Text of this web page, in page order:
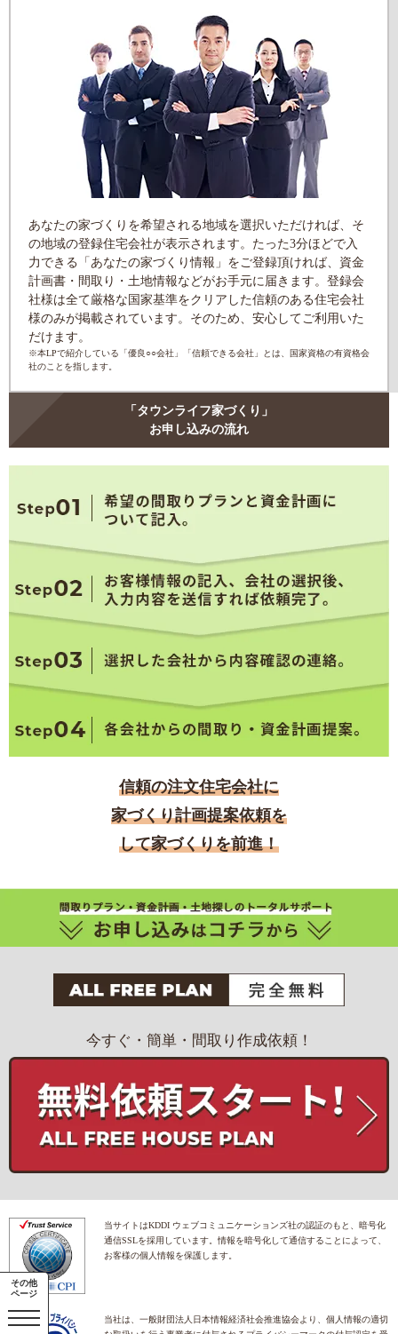
その他
ページ
あなたの家づくりを希望される地域を選択いただければ、そ
の地域の登録住宅会社が表示されます。たった3分ほどで入
力できる「あなたの家づくり情報」をご登録頂ければ、資金
計画書・間取り・土地情報などがお手元に届きます。登録会
社様は全て厳格な国家基準をクリアした信頼のある住宅会社
様のみが掲載されています。そのため、安心してご利用いた
だけます。
※本LPで紹介している「優良○○会社」「信頼できる会社」とは、国家資格の有資格会
社のことを指します。
「タウンライフ家づくり」
お申し込みの流れ
信頼の注文住宅会社に
家づくり計画提案依頼を
して家づくりを前進！
今すぐ・簡単・間取り作成依頼！
当サイトはKDDI ウェブコミュニケーションズ社の認証のもと、暗号化
通信SSLを採用しています。情報を暗号化して通信することによって、
お客様の個人情報を保護します。
当社は、一般財団法人日本情報経済社会推進協会より、個人情報の適切